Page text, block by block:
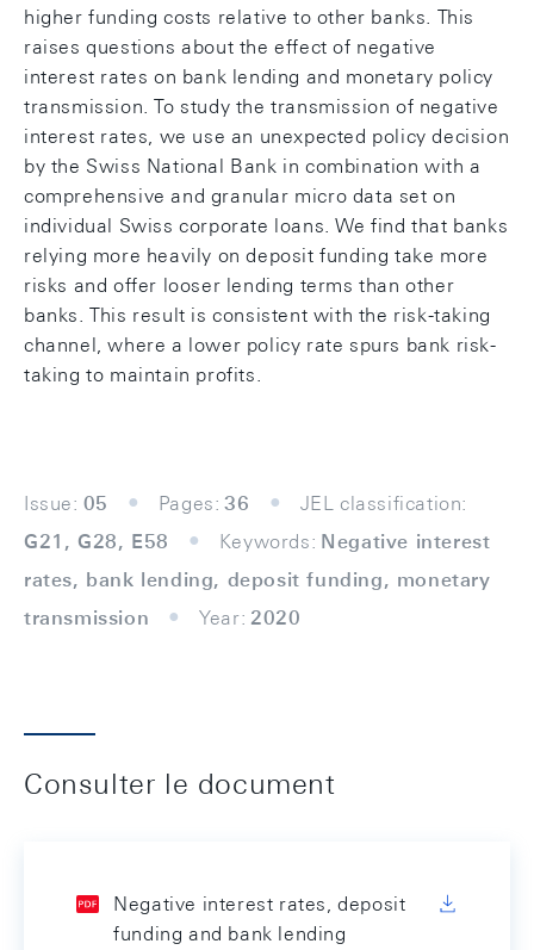
higher funding costs relative to other banks. This
raises questions about the effect of negative
interest rates on bank lending and monetary policy
transmission. To study the transmission of negative
interest rates, we use an unexpected policy decision
by the Swiss National Bank in combination with a
comprehensive and granular micro data set on
individual Swiss corporate loans. We find that banks
relying more heavily on deposit funding take more
risks and offer looser lending terms than other
banks. This result is consistent with the risk-taking
channel, where a lower policy rate spurs bank risk-
taking to maintain profits.
Issue: 05 Pages: 36
JEL classification:
G21, G28, E58
Keywords: Negative interest
rates, bank lending, deposit funding, monetary
transmission
Year: 2020
Consulter le document
Negative interest rates, deposit
funding and bank lending